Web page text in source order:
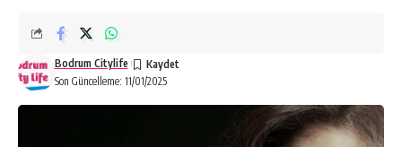
Son Güncelleme: 11/01/2025
Bodrum Citylife